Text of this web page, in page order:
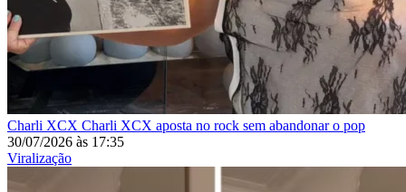
Charli XCX Charli XCX aposta no rock sem abandonar o pop
30/07/2026 às 17:35
Viralização